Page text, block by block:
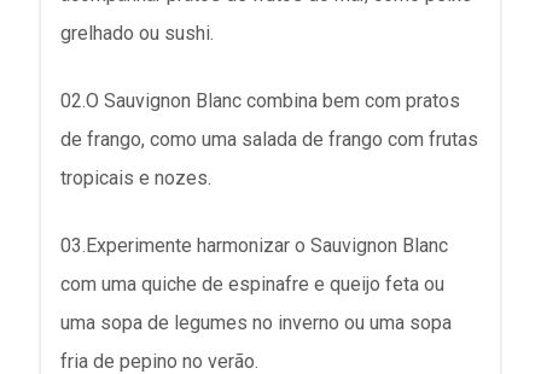
grelhado ou sushi.
02.O Sauvignon Blanc combina bem com pratos
de frango, como uma salada de frango com frutas
tropicais e nozes.
03.Experimente harmonizar o Sauvignon Blanc
com uma quiche de espinafre e queijo feta ou
uma sopa de legumes no inverno ou uma sopa
fria de pepino no verão.